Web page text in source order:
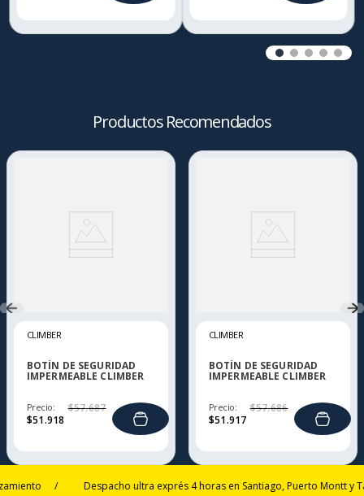
Productos Recomendados
CLIMBER
BOTÍN DE SEGURIDAD
IMPERMEABLE CLIMBER
Precio:
$51.918
$57.687
CLIMBER
BOTÍN DE SEGURIDAD
IMPERMEABLE CLIMBER
Precio:
$51.917
$57.686
/ Despacho ultra exprés 4 horas en Santiago, Puerto Montt y